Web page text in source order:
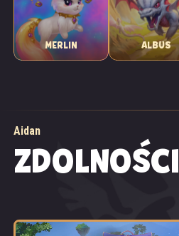
MERLIN ALBUS
Aidan
ZDOLNOŚCI